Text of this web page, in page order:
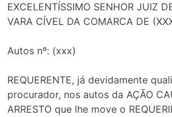
EXCELENTÍSSIMO SENHOR JUIZ
VARA CÍVEL DA COMARCA DE
Autos nº: (xxx)
REQUERENTE, já devidamente
procurador, nos autos da AÇÃO
ARRESTO que lhe move o